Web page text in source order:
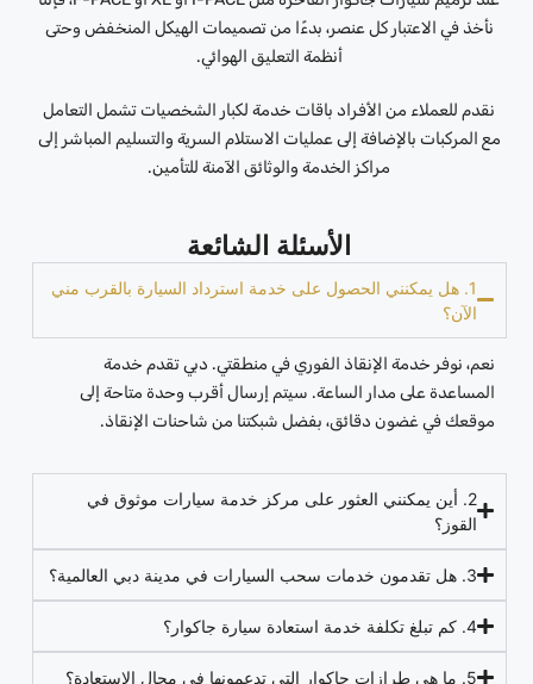
نأخذ في الاعتبار كل عنصر، بدءًا من تصميمات الهيكل المنخفض وحتى
أنظمة التعليق الهوائي.
نقدم للعملاء من الأفراد باقات خدمة لكبار الشخصيات تشمل التعامل
مع المركبات بالإضافة إلى عمليات الاستلام السرية والتسليم المباشر إلى
مراكز الخدمة والوثائق الآمنة للتأمين.
الأسئلة الشائعة
1. هل يمكنني الحصول على خدمة استرداد السيارة بالقرب مني
الآن؟
نعم، نوفر خدمة الإنقاذ الفوري في منطقتي. دبي تقدم خدمة
المساعدة على مدار الساعة. سيتم إرسال أقرب وحدة متاحة إلى
موقعك في غضون دقائق، بفضل شبكتنا من شاحنات الإنقاذ.
2. أين يمكنني العثور على مركز خدمة سيارات موثوق في
القوز؟
3. هل تقدمون خدمات سحب السيارات في مدينة دبي العالمية؟
4. كم تبلغ تكلفة خدمة استعادة سيارة جاكوار؟
5. ما هي طرازات جاكوار التي تدعمونها في مجال الاستعادة؟